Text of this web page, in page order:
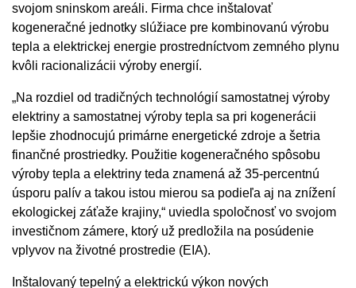
svojom sninskom areáli. Firma chce inštalovať
kogeneračné jednotky slúžiace pre kombinovanú výrobu
tepla a elektrickej energie prostredníctvom zemného plynu
kvôli racionalizácii výroby energií.
„Na rozdiel od tradičných technológií samostatnej výroby
elektriny a samostatnej výroby tepla sa pri kogenerácii
lepšie zhodnocujú primárne energetické zdroje a šetria
finančné prostriedky. Použitie kogeneračného spôsobu
výroby tepla a elektriny teda znamená až 35-percentnú
úsporu palív a takou istou mierou sa podieľa aj na znížení
ekologickej záťaže krajiny,“ uviedla spoločnosť vo svojom
investičnom zámere, ktorý už predložila na posúdenie
vplyvov na životné prostredie (EIA).
Inštalovaný tepelný a elektrickú výkon nových